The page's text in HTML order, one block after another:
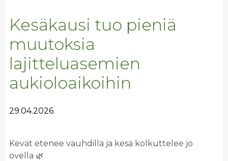
Kesäkausi tuo pieniä
muutoksia
lajitteluasemien
aukioloaikoihin
29.04.2026
Kevät etenee vauhdilla ja kesä kolkuttelee jo
ovella 🌿